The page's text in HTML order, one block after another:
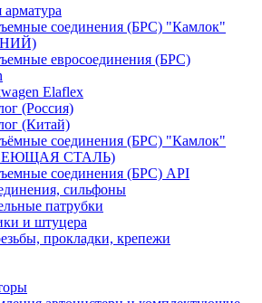
соединения (БРС) "Камлок"
евросоединения (БРС)
Elaflex
(Россия)
(Китай)
соединения (БРС) "Камлок"
СТАЛЬ)
соединения (БРС) API
сильфоны
патрубки
и штуцера
прокладки, крепежи